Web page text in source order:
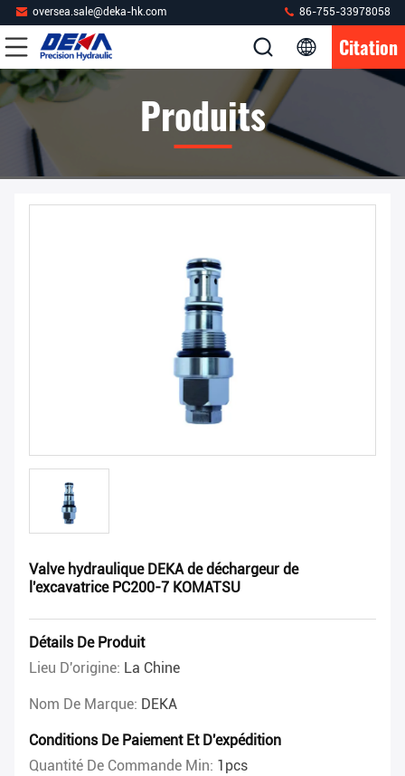
oversea.sale@deka-hk.com 86-755-33978058
Citation
Produits
Valve hydraulique DEKA de déchargeur de
l'excavatrice PC200-7 KOMATSU
Détails De Produit
Lieu D'origine: La Chine
Nom De Marque: DEKA
Conditions De Paiement Et D'expédition
Quantité De Commande Min: 1pcs